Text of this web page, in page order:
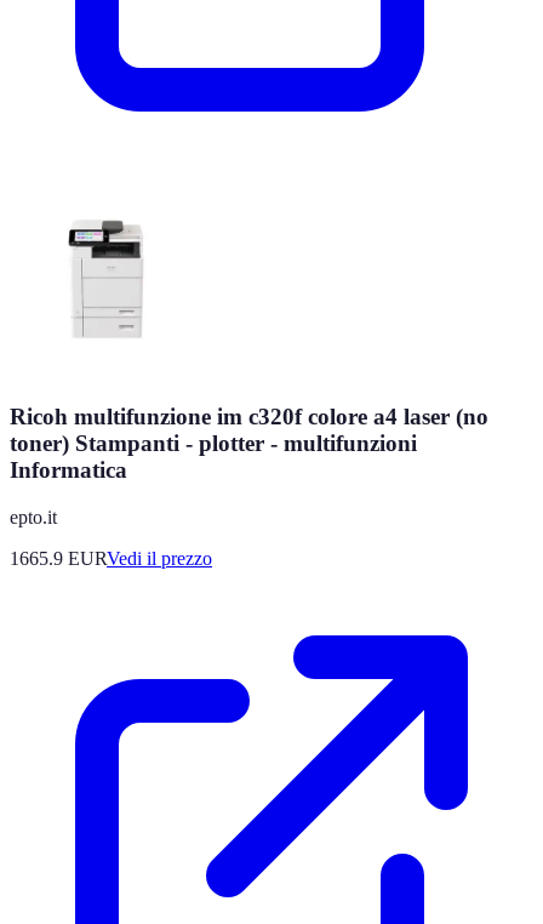
Ricoh multifunzione im c320f colore a4 laser (no
toner) Stampanti - plotter - multifunzioni
Informatica
epto.it
1665.9 EURVedi il prezzo